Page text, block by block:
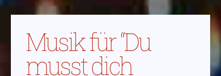
Musik für “Du
musst dich